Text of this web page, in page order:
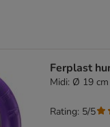
Ferplast
Midi: Ø 19 cm
Rating: 5/5